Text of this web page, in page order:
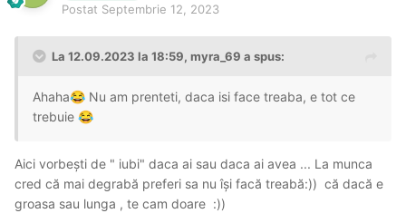
Postat Septembrie 12, 2023
La 12.09.2023 la 18:59, myra_69 a spus:
Ahaha😂 Nu am prenteti, daca isi face treaba, e tot ce
trebuie 😂
Aici vorbești de " iubi" daca ai sau daca ai avea ... La munca
cred că mai degrabă preferi sa nu își facă treabă:)) că dacă e
groasa sau lunga , te cam doare :))